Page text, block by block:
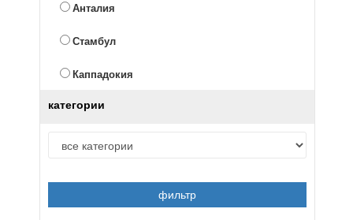
Анталия
Стамбул
Каппадокия
категории
фильтр